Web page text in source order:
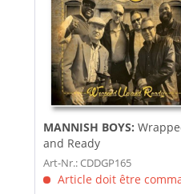
MANNISH BOYS:
and Ready
Art-Nr.: CDDGP165
Article doit être